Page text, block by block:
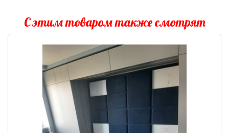
С этим товаром также смотрят